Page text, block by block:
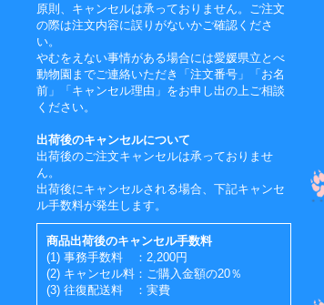
原則、キャンセルは承っておりません。ご注文
の際は注文内容に誤りがないかご確認くださ
い。
やむをえない事情がある場合には愛媛県立とべ
動物園までご連絡いただき「注文番号」「お名
前」「キャンセル理由」をお申し出の上ご相談
ください。
出荷後のキャンセルについて
出荷後のご注文キャンセルは承っておりませ
ん。
出荷後にキャンセルされる場合、下記キャンセ
ル手数料が発生します。
商品出荷後のキャンセル手数料
(1) 事務手数料 ：2,200円
(2) キャンセル料：ご購入金額の20％
(3) 往復配送料 ：実費